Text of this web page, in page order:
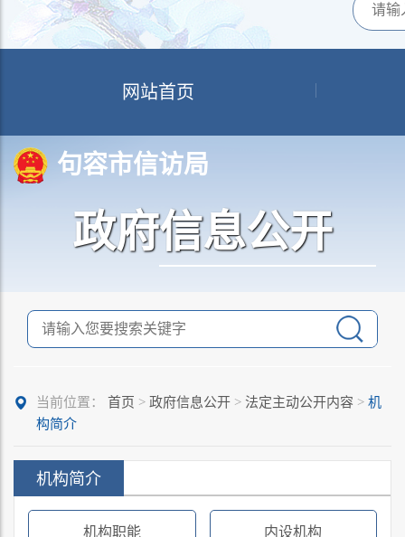
网站首页
句容市信访局
政府信息公开
当前位置： 首页 > 政府信息公开 > 法定主动公开内容 > 机
构简介
机构简介
机构职能 内设机构